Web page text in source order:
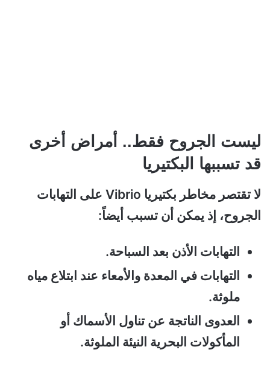
ليست الجروح فقط.. أمراض أخرى
قد تسببها البكتيريا
لا تقتصر مخاطر بكتيريا Vibrio على التهابات
الجروح، إذ يمكن أن تسبب أيضاً:
التهابات الأذن بعد السباحة.
التهابات في المعدة والأمعاء عند ابتلاع مياه
ملوثة.
العدوى الناتجة عن تناول الأسماك أو
المأكولات البحرية النيئة الملوثة.